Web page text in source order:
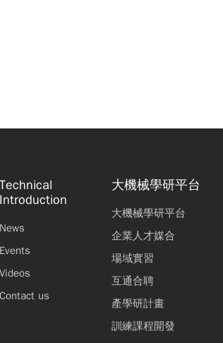
Technical
Introduction
News
Events
Videos
Contact us
大機械學研平台
大機械學研平台
企業人才媒合
場域實習
互通合聘
產學研計畫
訓練課程開發